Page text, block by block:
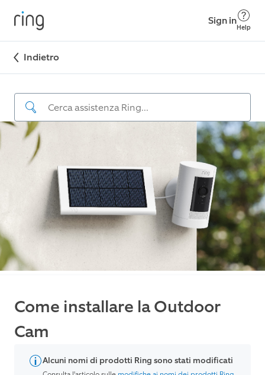
Sign in
Help
Indietro
Come installare la Outdoor
Cam
Alcuni nomi di prodotti Ring sono stati modificati